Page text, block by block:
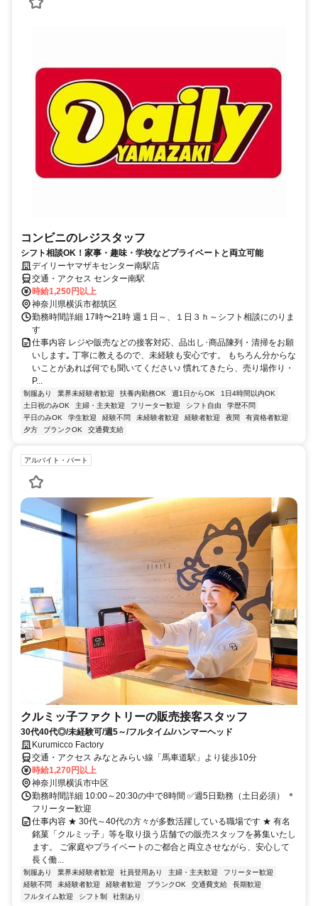
コンビニのレジスタッフ
シフト相談OK！家事・趣味・学校などプライベートと両立可能
デイリーヤマザキセンター南駅店
交通・アクセス センター南駅
時給1,250円以上
神奈川県横浜市都筑区
勤務時間詳細 17時〜21時 週１日～、１日３ｈ～シフト相談にのりま
す
仕事内容 レジや販売などの接客対応、品出し･商品陳列・清掃をお願
いします｡ 丁寧に教えるので、未経験も安心です。 もちろん分からな
いことがあれば何でも聞いてください♪ 慣れてきたら、売り場作り・
P...
制服あり 業界未経験者歓迎 扶養内勤務OK 週1日からOK
1日4時間以内OK
土日祝のみOK
主婦・主夫歓迎 フリーター歓迎 シフト自由
学歴不問
平日のみOK
学生歓迎 経験不問 未経験者歓迎 経験者歓迎 夜間
有資格者歓迎
夕方
ブランクOK 交通費支給
アルバイト・パート
クルミッ子ファクトリーの販売接客スタッフ
30代40代◎/未経験可/週5～/フルタイム/ハンマーヘッド
Kurumicco Factory
交通・アクセス みなとみらい線「馬車道駅」より徒歩10分
時給1,270円以上
神奈川県横浜市中区
勤務時間詳細 10:00～20:30の中で8時間 ✅週5日勤務（土日必須） ＊
フリーター歓迎
仕事内容 ★ 30代～40代の方々が多数活躍している職場です ★ 有名
銘菓「クルミッ子」等を取り扱う店舗での販売スタッフを募集いたし
ます。 ご家庭やプライベートのご都合と両立させながら、安心して
長く働...
制服あり 業界未経験者歓迎 社員登用あり 主婦・主夫歓迎
フリーター歓迎
経験不問
未経験者歓迎 経験者歓迎 ブランクOK 交通費支給
長期歓迎
フルタイム歓迎
シフト制 社割あり